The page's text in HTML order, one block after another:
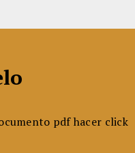
pdf hacer click